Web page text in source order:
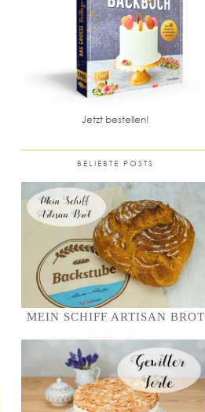
Jetzt bestellen!
BELIEBTE POSTS
MEIN SCHIFF ARTISAN BROT